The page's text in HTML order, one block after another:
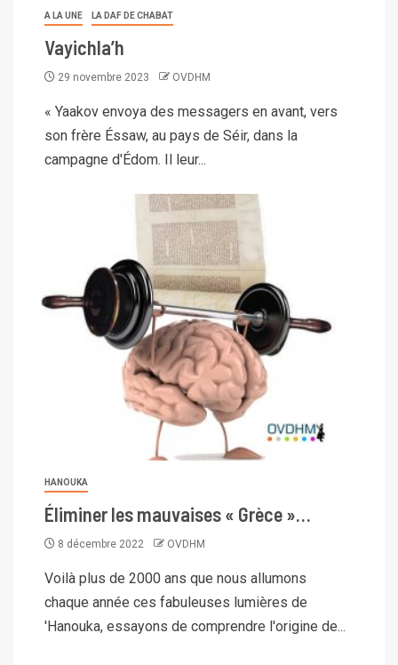
A LA UNE LA DAF DE CHABAT
Vayichla’h
29 novembre 2023 OVDHM
« Yaakov envoya des messagers en avant, vers
son frère Éssaw, au pays de Séir, dans la
campagne d'Édom. Il leur...
HANOUKA
Éliminer les mauvaises « Grèce »…
8 décembre 2022 OVDHM
Voilà plus de 2000 ans que nous allumons
chaque année ces fabuleuses lumières de
'Hanouka, essayons de comprendre l'origine de...